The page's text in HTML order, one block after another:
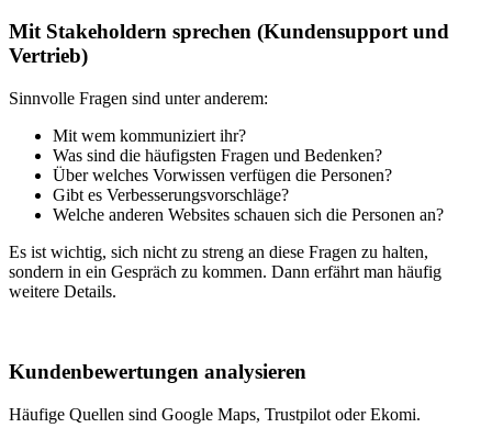
Mit Stakeholdern sprechen (Kundensupport und
Vertrieb)
Sinnvolle Fragen sind unter anderem:
Mit wem kommuniziert ihr?
Was sind die häufigsten Fragen und Bedenken?
Über welches Vorwissen verfügen die Personen?
Gibt es Verbesserungsvorschläge?
Welche anderen Websites schauen sich die Personen an?
Es ist wichtig, sich nicht zu streng an diese Fragen zu halten,
sondern in ein Gespräch zu kommen. Dann erfährt man häufig
weitere Details.
Kundenbewertungen analysieren
Häufige Quellen sind Google Maps, Trustpilot oder Ekomi.